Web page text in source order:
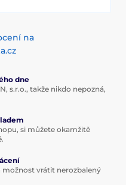
na
dne
s.r.o., takže nikdo nepozná,
si můžete okamžitě
možnost vrátit nerozbalený